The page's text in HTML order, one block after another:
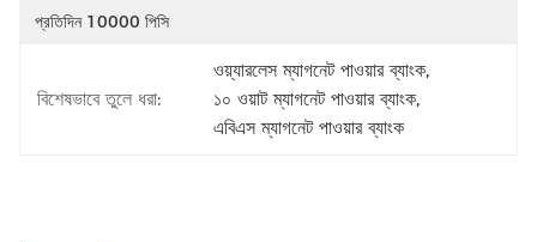
প্রতিদিন 10000 পিসি
বিশেষভাবে তুলে ধরা:
ওয়্যারলেস ম্যাগনেট পাওয়ার ব্যাংক,
১০ ওয়াট ম্যাগনেট পাওয়ার ব্যাংক,
এবিএস ম্যাগনেট পাওয়ার ব্যাংক